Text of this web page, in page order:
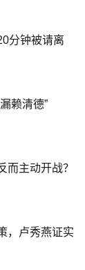
分钟被请离
赖清德”
而主动开战？
，卢秀燕证实